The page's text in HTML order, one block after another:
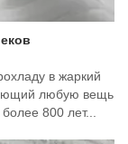
в жаркий
любую вещь
800 лет...